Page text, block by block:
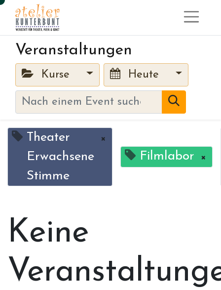
Veranstaltungen
Kurse Heute
Theater
Erwachsene
Stimme
×
Filmlabor ×
Keine